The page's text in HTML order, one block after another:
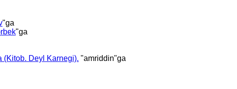
"ga
"ga
(Kitob. Deyl Karnegi). "amriddin"ga